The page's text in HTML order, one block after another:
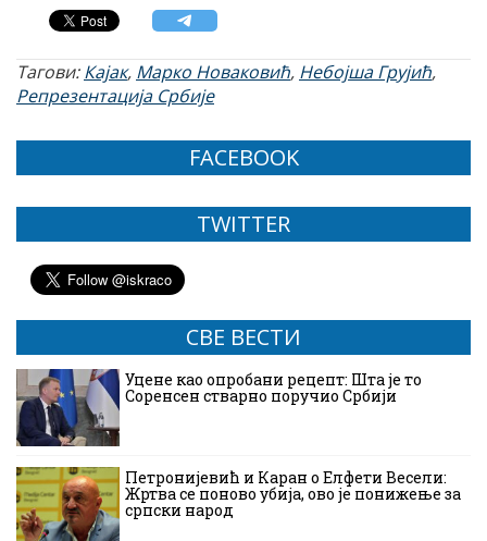
Тагови:Кајак, Марко Новаковић, Небојша Грујић,
Репрезентација Србије
FACEBOOK
TWITTER
СВЕ ВЕСТИ
Уцене као опробани рецепт: Шта је то
Соренсен стварно поручио Србији
Петронијевић и Каран о Елфети Весели:
Жртва се поново убија, ово је понижење за
српски народ